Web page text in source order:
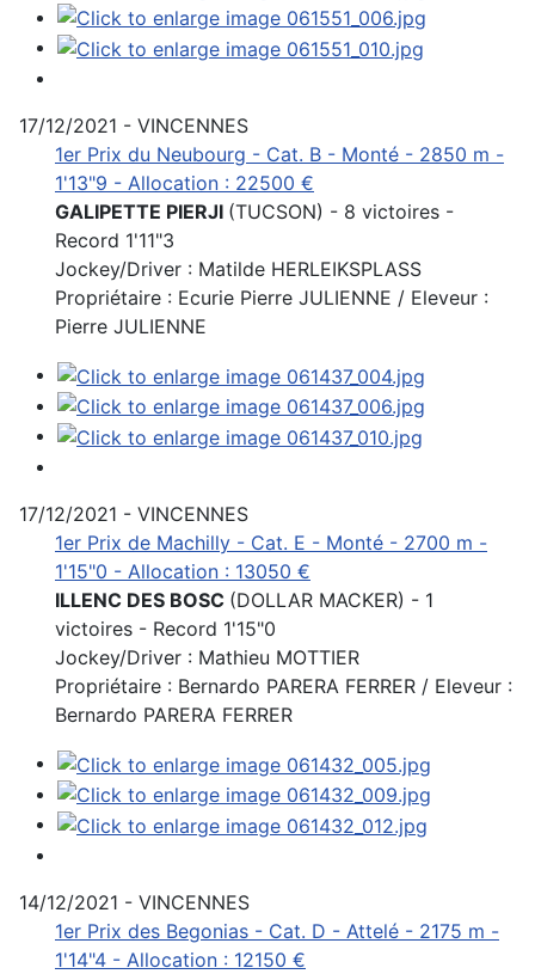
17/12/2021 - VINCENNES
1er Prix du Neubourg - Cat. B - Monté - 2850 m -
1'13"9 - Allocation : 22500 €
GALIPETTE PIERJI (TUCSON) - 8 victoires -
Record 1'11"3
Jockey/Driver : Matilde HERLEIKSPLASS
Propriétaire : Ecurie Pierre JULIENNE / Eleveur :
Pierre JULIENNE
17/12/2021 - VINCENNES
1er Prix de Machilly - Cat. E - Monté - 2700 m -
1'15"0 - Allocation : 13050 €
ILLENC DES BOSC (DOLLAR MACKER) - 1
victoires - Record 1'15"0
Jockey/Driver : Mathieu MOTTIER
Propriétaire : Bernardo PARERA FERRER / Eleveur :
Bernardo PARERA FERRER
14/12/2021 - VINCENNES
1er Prix des Begonias - Cat. D - Attelé - 2175 m -
1'14"4 - Allocation : 12150 €